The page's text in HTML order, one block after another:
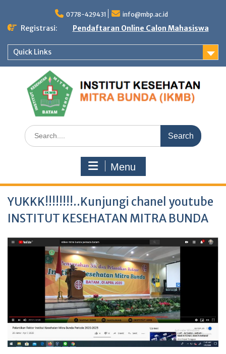
content
0778-429431 info@mbp.ac.id
Registrasi: Pendaftaran Online Calon Mahasiswa
Quick Links
Search
for:
Menu
YUKKK!!!!!!!!..Kunjungi chanel youtube
INSTITUT KESEHATAN MITRA BUNDA